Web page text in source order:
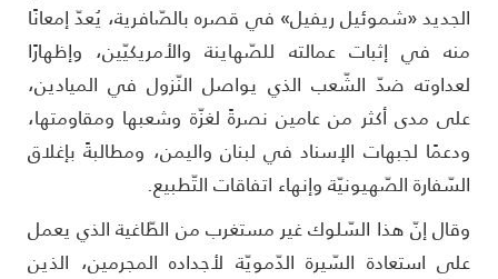
«شموئيل ريفيل» في قصره بالصّافرية، يُعدّ إمعانًا
في إثبات عمالته للصّهاينة والأمريكيّين، وإظهارًا
ضدّ الشّعب الذي يواصل النّزول في الميادين،
مدى أكثر من عامين نصرةً لغزّة وشعبها ومقاومتها،
لجبهات الإسناد في لبنان واليمن، ومطالبةً بإغلاق
الصّهيونيّة وإنهاء اتفاقات التّطبيع.
إنّ هذا السّلوك غير مستغرب من الطّاغية الذي يعمل
استعادة السّيرة الدّمويّة لأجداده المجرمين، الذين